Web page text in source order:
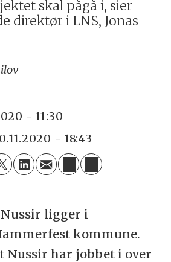
skal pågå i, sier
direktør i LNS, Jonas
- 11:30
- 18:43
ligger i
kommune.
Nussir har jobbet i over